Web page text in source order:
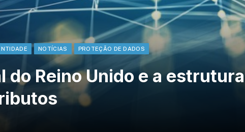
NOTÍCIAS PROTEÇÃO DE DADOS
Reino Unido e a estrutura